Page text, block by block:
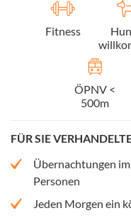
Fitness
ÖPNV <
500m
FÜR SIE
Übernachtungen
Personen
Jeden Morgen ein